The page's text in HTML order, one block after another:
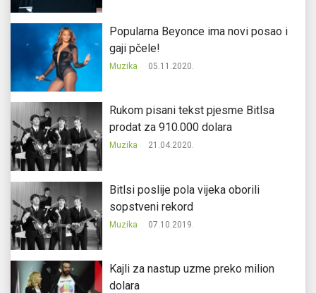
Popularna Beyonce ima novi posao i
gaji pčele!
Muzika 05.11.2020.
Rukom pisani tekst pjesme Bitlsa
prodat za 910.000 dolara
Muzika 21.04.2020.
Bitlsi poslije pola vijeka oborili
sopstveni rekord
Muzika 07.10.2019.
Kajli za nastup uzme preko milion
dolara